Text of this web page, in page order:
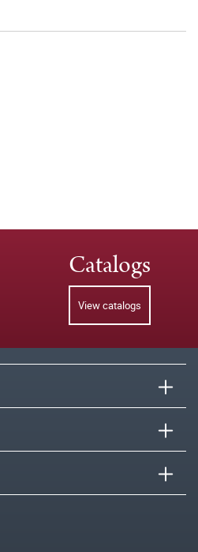
Catalogs
View catalogs